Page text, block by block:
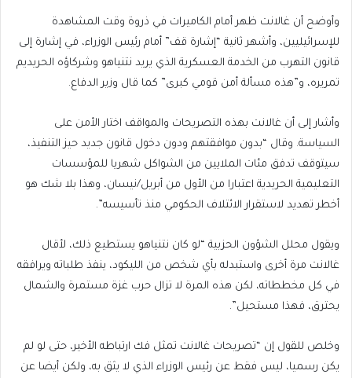
وأوضح أن غالانت ظهر أمام الكاميرات في ذروة وقت المشاهدة
للإسرائيليين، وأشهر ثانية “إشارة قف” أمام رئيس الوزراء، في إشارة إلى
قانون التهرب من الخدمة العسكرية الذي يريد نتنياهو وشركاؤه الحريديم
تمريره، و”هذه مسألة أمن قومي كبرى” كما قال وزير الدفاع.
وأشار إلى أن غالانت بهذه التصريحات والمواقف اختار الأمن على
السياسة. وقال “بدون موافقتهم ودون دخول قانون جديد حيز التنفيذ،
سيتوقف تدفق مئات الملايين من الشواكل شهريا للمؤسسات
التعليمية الحريدية اعتبارا من الأول من أبريل/نيسان، وهذا بلا شك هو
أخطر تهديد لاستقرار الائتلاف الحكومي منذ تأسيسه”.
ويقول محلل الشؤون الحزبية “لو كان نتنياهو يستطيع ذلك، لأقال
غالانت مرة أخرى واستبدله بأي شخص من الليكود، ينفذ طلباته ويرافقه
في كل مخططاته، لكن هذه المرة لا تزال حرب غزة مستمرة والشمال
يحترق، فهذا مستحيل”.
وخلص للقول إن “تصريحات غالانت تمثل فك ارتباطه الأخير، حتى لو لم
يكن رسميا، ليس فقط عن رئيس الوزراء الذي لا يثق به، ولكن أيضا عن